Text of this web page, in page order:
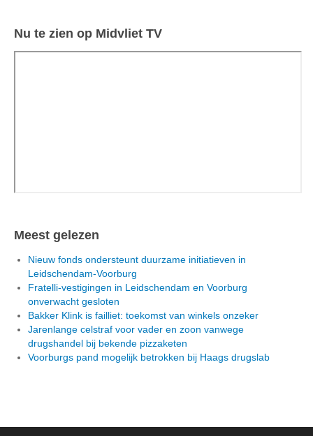
Nu te zien op Midvliet TV
Meest gelezen
Nieuw fonds ondersteunt duurzame initiatieven in
Leidschendam-Voorburg
Fratelli-vestigingen in Leidschendam en Voorburg
onverwacht gesloten
Bakker Klink is failliet: toekomst van winkels onzeker
Jarenlange celstraf voor vader en zoon vanwege
drugshandel bij bekende pizzaketen
Voorburgs pand mogelijk betrokken bij Haags drugslab